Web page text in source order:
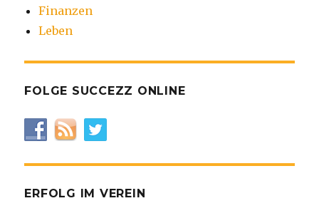
Finanzen
Leben
FOLGE SUCCEZZ ONLINE
ERFOLG IM VEREIN